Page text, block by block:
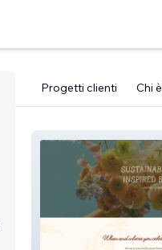
Progetti clienti Chi è